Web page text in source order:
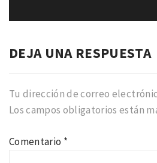
DEJA UNA RESPUESTA
Tu dirección de correo
Los campos obligatorios están
Comentario *